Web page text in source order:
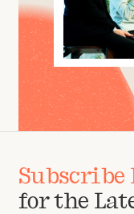
Subscribe
for the